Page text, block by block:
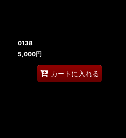
0138
5,000円
カートに入れる